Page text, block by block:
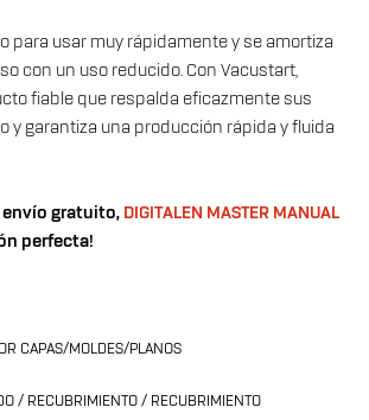
para usar muy rápidamente y se amortiza
con un uso reducido. Con Vacustart,
fiable que respalda eficazmente sus
y garantiza una producción rápida y fluida
envío gratuito, DIGITALEN MASTER MANUAL
perfecta!
CAPAS/MOLDES/PLANOS
/ RECUBRIMIENTO / RECUBRIMIENTO